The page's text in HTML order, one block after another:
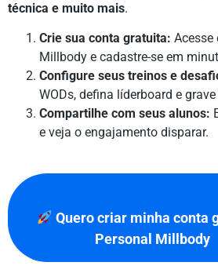
técnica e muito mais.
Crie sua conta gratuita: Acesse
Millbody e cadastre-se em
Configure seus treinos e
WODs, defina líderboard e
Compartilhe com seus alunos:
e veja o engajamento disparar.
Quero criar minha conta
Personal Millbody